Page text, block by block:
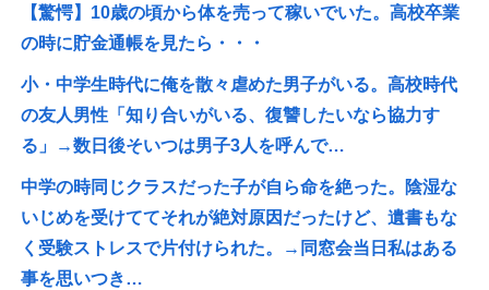
【驚愕】10歳の頃から体を売って稼いでいた。高校卒業
の時に貯金通帳を見たら・・・
小・中学生時代に俺を散々虐めた男子がいる。高校時代
の友人男性「知り合いがいる、復讐したいなら協力す
る」→数日後そいつは男子3人を呼んで…
中学の時同じクラスだった子が自ら命を絶った。陰湿な
いじめを受けててそれが絶対原因だったけど、遺書もな
く受験ストレスで片付けられた。→同窓会当日私はある
事を思いつき…